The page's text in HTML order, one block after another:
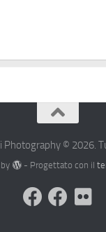
Photography © 2026.
- Progettato con il